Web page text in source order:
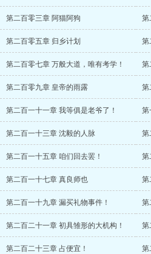
第二百零三章 阿猫阿狗 第
第二百零五章 归乡计划 第
第二百零七章 万般大道，唯有考学！ 第
第二百零九章 皇帝的雨露 第
第二百一十一章 我等俱是老爷了！ 第
第二百一十三章 沈毅的人脉 第
第二百一十五章 咱们回去罢！ 第
第二百一十七章 真良师也 第
第二百一十九章 漏买礼物事件！ 第
第二百二十一章 初具雏形的大机构！ 第
第二百二十三章 占便宜！ 第